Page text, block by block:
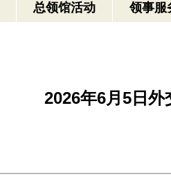
总领馆活动 领事服
2026年6月5日